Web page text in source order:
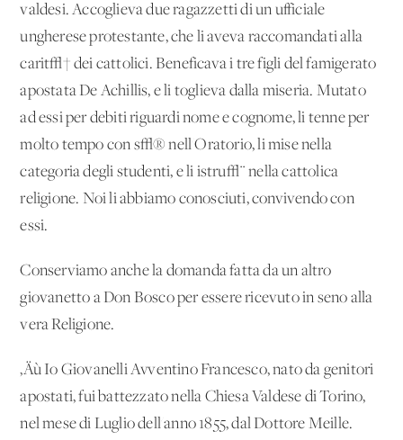
valdesi. Accoglieva due ragazzetti di un ufficiale
ungherese protestante, che li aveva raccomandati alla
carit√† dei cattolici. Beneficava i tre figli del famigerato
apostata De Achillis, e li toglieva dalla miseria. Mutato
ad essi per debiti riguardi nome e cognome, li tenne per
molto tempo con s√® nell'Oratorio, li mise nella
categoria degli studenti, e li istru√¨ nella cattolica
religione. Noi li abbiamo conosciuti, convivendo con
essi.
Conserviamo anche la domanda fatta da un altro
giovanetto a Don Bosco per essere ricevuto in seno alla
vera Religione.
‚Äù Io Giovanelli Avventino Francesco, nato da genitori
apostati, fui battezzato nella Chiesa Valdese di Torino,
nel mese di Luglio dell'anno 1855, dal Dottore Meille.